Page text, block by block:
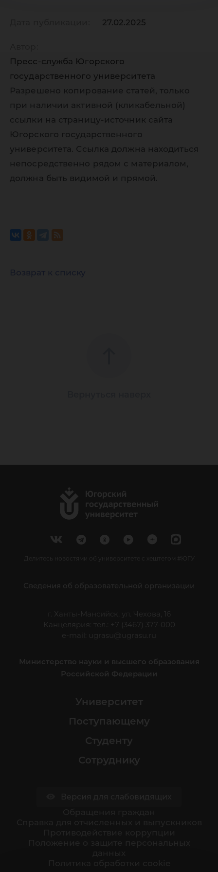
27.02.2025
Пресс-служба Югорского
государственного университета
Разрешено копирование статей, только
при наличии активной (кликабельной)
ссылки на страницу-источник сайта
Югорского государственного
университета. Ссылка должна находиться
непосредственно рядом с материалом,
должна быть видимой и прямой.
Возврат к списку
Делитесь новостями об университете с хештегом #ЮГУ
Сведения об образовательной организации
г. Ханты-Мансийск, ул. Чехова, 16
Канцелярия: тел.: +7 (3467) 377-000
e-mail:
ugrasu@ugrasu.ru
Министерство науки и высшего образования
Российской Федерации
Университет
Поступающему
Студенту
Сотруднику